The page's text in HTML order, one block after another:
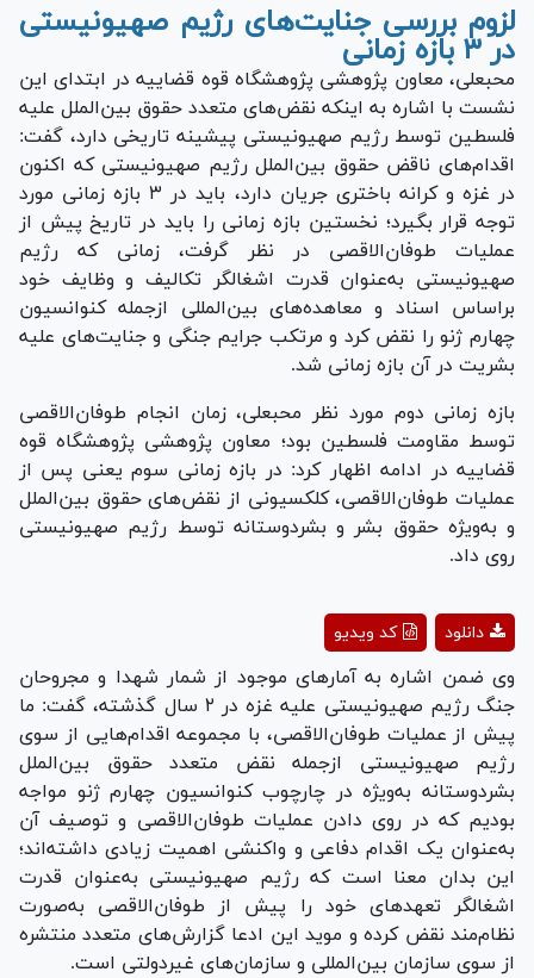
لزوم بررسی جنایت‌های رژیم صهیونیستی
در ۳ بازه زمانی
محبعلی، معاون پژوهشی پژوهشگاه قوه قضاییه در ابتدای این
نشست با اشاره به اینکه نقض‌های متعدد حقوق بین‌الملل علیه
فلسطین توسط رژیم صهیونیستی پیشینه تاریخی دارد، گفت:
اقدام‌های ناقض حقوق بین‌الملل رژیم صهیونیستی که اکنون
در غزه و کرانه باختری جریان دارد، باید در ۳ بازه زمانی مورد
توجه قرار بگیرد؛ نخستین بازه زمانی را باید در تاریخ پیش از
عملیات طوفان‌الاقصی در نظر گرفت، زمانی که رژیم
صهیونیستی به‌عنوان قدرت اشغالگر تکالیف و وظایف خود
براساس اسناد و معاهده‌های بین‌المللی ازجمله کنوانسیون
چهارم ژنو را نقض کرد و مرتکب جرایم جنگی و جنایت‌های علیه
بشریت در آن بازه زمانی شد.
بازه زمانی دوم مورد نظر محبعلی، زمان انجام طوفان‌الاقصی
توسط مقاومت فلسطین بود؛ معاون پژوهشی پژوهشگاه قوه
قضاییه در ادامه اظهار کرد: در بازه زمانی سوم یعنی پس از
عملیات طوفان‌الاقصی، کلکسیونی از نقض‌های حقوق بین‌الملل
و به‌ویژه حقوق بشر و بشردوستانه توسط رژیم صهیونیستی
روی داد.
Play
Video
کد ویدیو دانلود
وی ضمن اشاره به آمار‌های موجود از شمار شهدا و مجروحان
جنگ رژیم صهیونیستی علیه غزه در ۲ سال گذشته، گفت: ما
پیش از عملیات طوفان‌الاقصی، با مجموعه اقدام‌هایی از سوی
رژیم صهیونیستی ازجمله نقض متعدد حقوق بین‌الملل
بشردوستانه به‌ویژه در چارچوب کنوانسیون چهارم ژنو مواجه
بودیم که در روی دادن عملیات طوفان‌الاقصی و توصیف آن
به‌عنوان یک اقدام دفاعی و واکنشی اهمیت زیادی داشته‌اند؛
این بدان معنا است که رژیم صهیونیستی به‌عنوان قدرت
اشغالگر تعهدهای خود را پیش از طوفان‌الاقصی به‌صورت
نظام‌مند نقض کرده و موید این ادعا گزارش‌های متعدد منتشره
از سوی سازمان بین‌المللی و سازمان‌های غیردولتی است.